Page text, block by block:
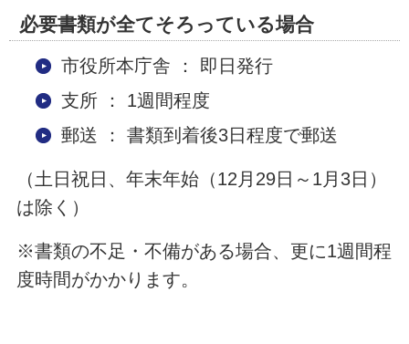
必要書類が全てそろっている場合
市役所本庁舎 ： 即日発行
支所 ： 1週間程度
郵送 ： 書類到着後3日程度で郵送
（土日祝日、年末年始（12月29日～1月3日）
は除く）
※書類の不足・不備がある場合、更に1週間程
度時間がかかります。